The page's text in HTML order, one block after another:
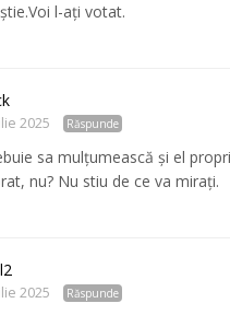
l-ați votat.
2025 Răspunde
sa mulțumească și el
nu? Nu stiu de ce va mirați.
2025 Răspunde